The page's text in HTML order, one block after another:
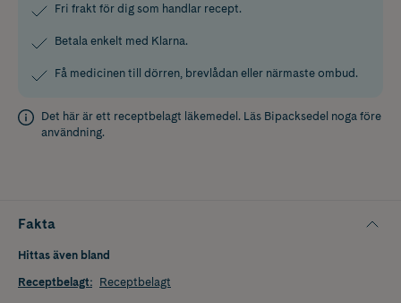
Fri frakt för dig som handlar recept.
Betala enkelt med Klarna.
Få medicinen till dörren, brevlådan eller närmaste ombud.
Det här är ett receptbelagt läkemedel. Läs Bipacksedel noga före
användning.
Fakta
Hittas även bland
Receptbelagt: Receptbelagt